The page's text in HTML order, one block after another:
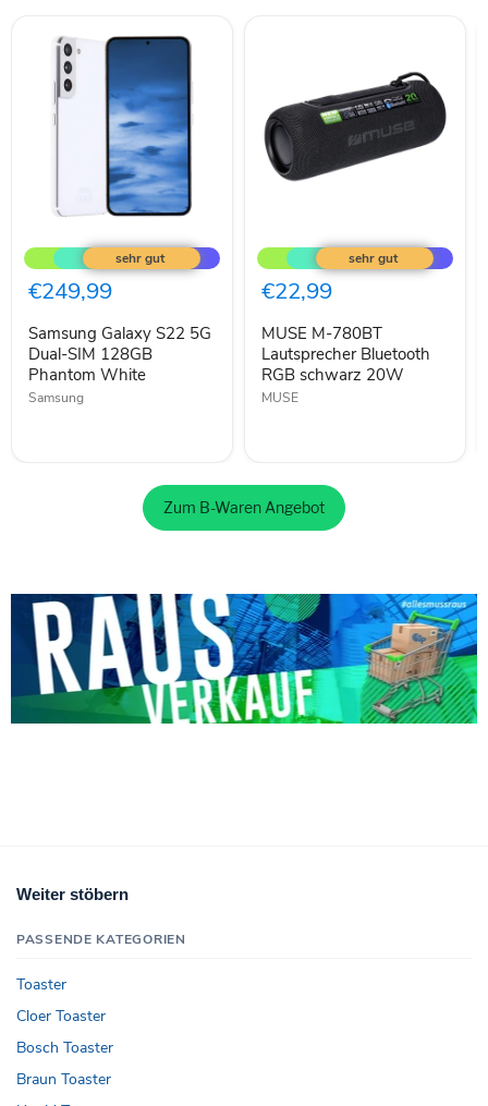
Galaxy
S22
5G
Dual-
128GB
Phantom
White
€249,99
Samsung Galaxy S22 5G
Dual-SIM 128GB
Phantom White
Samsung
M-
780BT
Lautsprecher
Bluetooth
schwarz
20W
€22,99
MUSE M-780BT
Lautsprecher Bluetooth
RGB schwarz 20W
MUSE
Zum B-Waren Angebot
Weiter stöbern
PASSENDE KATEGORIEN
Toaster
Cloer Toaster
Bosch Toaster
Braun Toaster